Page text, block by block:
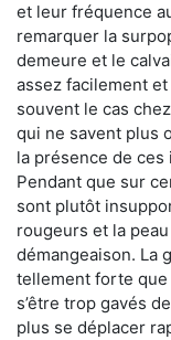
et leur fréquence
remarquer la
demeure et le
assez facilement
souvent le cas
qui ne savent plus
la présence de
Pendant que sur
sont plutôt
rougeurs et la
démangeaison. La
tellement forte que
s’être trop gavés
plus se déplacer